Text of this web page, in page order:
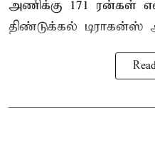
அணிக்கு 171 ரன்கள்
திண்டுக்கல் டிராகன்ஸ்